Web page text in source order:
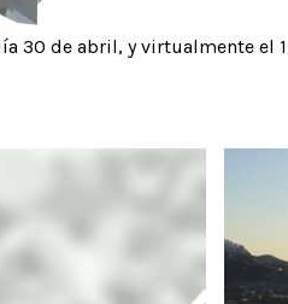
30 de abril, y virtualmente